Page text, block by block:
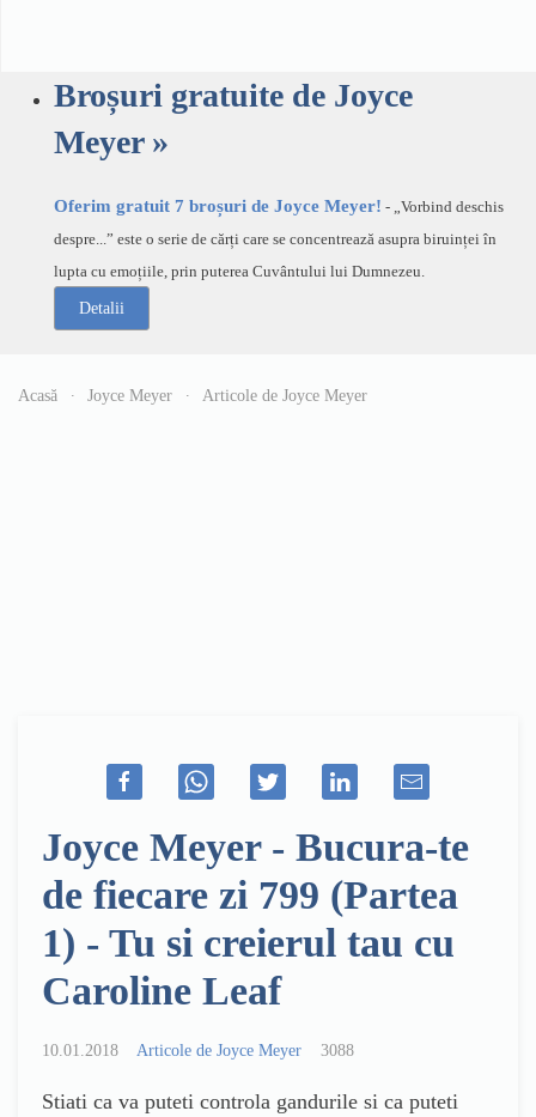
Broșuri gratuite de Joyce
Meyer »
Oferim gratuit 7 broșuri de Joyce Meyer! - „Vorbind deschis
despre...” este o serie de cărți care se concentrează asupra biruinței în
lupta cu emoțiile, prin puterea Cuvântului lui Dumnezeu.
Detalii
Acasă Joyce Meyer Articole de Joyce Meyer
Joyce Meyer - Bucura-te
de fiecare zi 799 (Partea
1) - Tu si creierul tau cu
Caroline Leaf
10.01.2018 Articole de Joyce Meyer 3088
Stiati ca va puteti controla gandurile si ca puteti